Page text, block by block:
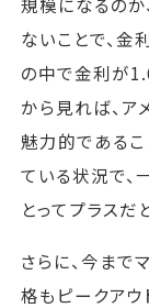
ないことで、金
の中で金利が
から見れば、
魅力的である
ている状況で、
とってプラスだ
さらに、今まで
格もピークアウ